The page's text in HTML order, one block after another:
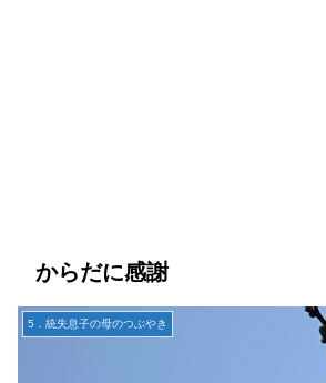
からだに感謝
5．統失息子の母のつぶやき